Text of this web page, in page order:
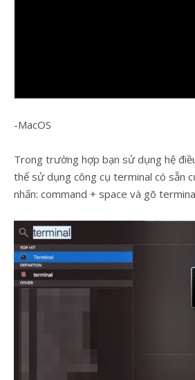
-MacOS
Trong trường hợp bạn sử dụng hệ
thể sử dụng công cụ terminal có sẵn
nhấn: command + space và gõ